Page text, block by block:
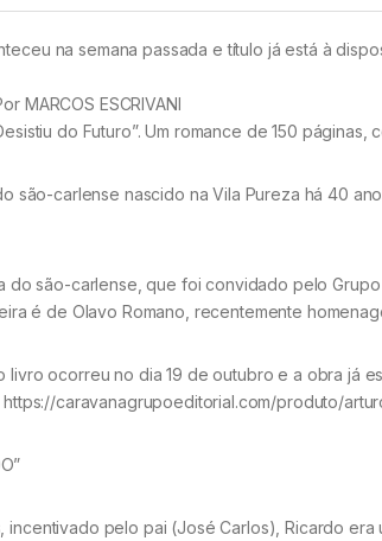
na semana passada e título já está à
MARCOS ESCRIVANI
do Futuro”. Um romance de 150 páginas,
são-carlense nascido na Vila Pureza há 40
do são-carlense, que foi convidado pelo
é de Olavo Romano, recentemente
livro ocorreu no dia 19 de outubro e a obra já
caravanagrupoeditorial.com/produto/
incentivado pelo pai (José Carlos), Ricardo